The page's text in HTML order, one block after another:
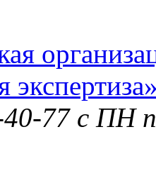
77 с ПН